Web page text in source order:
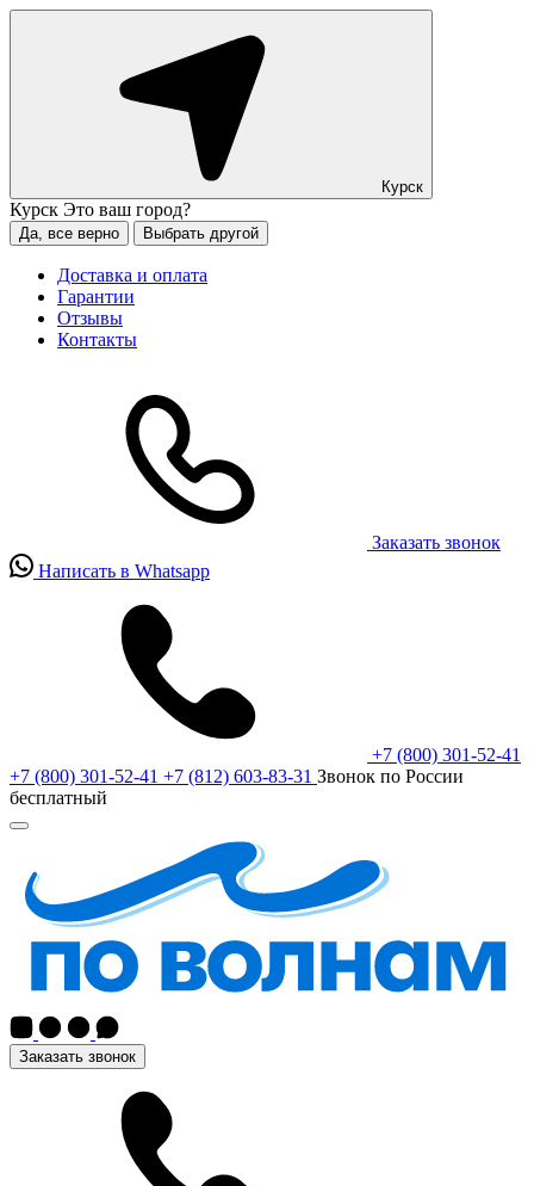
Курск
Курск Это ваш город?
Да, все верно Выбрать другой
Доставка и оплата
Гарантии
Отзывы
Контакты
Заказать звонок
Написать в Whatsapp
+7 (800) 301-52-41
+7 (800) 301-52-41 +7 (812) 603-83-31 Звонок по России
бесплатный
Заказать звонок